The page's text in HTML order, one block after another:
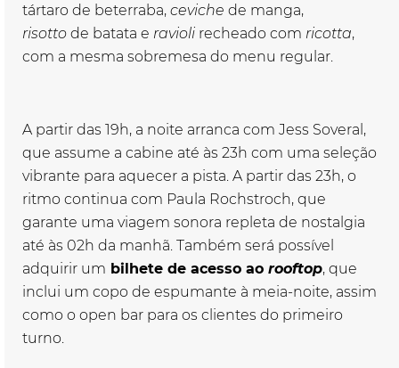
tártaro de beterraba, ceviche de manga,
risotto de batata e ravioli recheado com ricotta,
com a mesma sobremesa do menu regular.
A partir das 19h, a noite arranca com Jess Soveral,
que assume a cabine até às 23h com uma seleção
vibrante para aquecer a pista. A partir das 23h, o
ritmo continua com Paula Rochstroch, que
garante uma viagem sonora repleta de nostalgia
até às 02h da manhã. Também será possível
adquirir um bilhete de acesso ao rooftop, que
inclui um copo de espumante à meia-noite, assim
como o open bar para os clientes do primeiro
turno.